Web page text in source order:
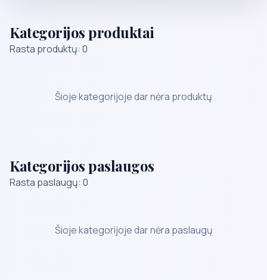
Kategorijos produktai
Rasta produktų: 0
Šioje kategorijoje dar nėra produktų
Kategorijos paslaugos
Rasta paslaugų: 0
Šioje kategorijoje dar nėra paslaugų